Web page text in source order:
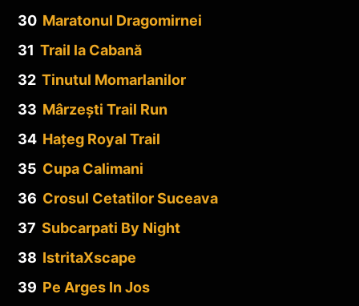
30 Maratonul Dragomirnei
31 Trail la Cabană
32 Tinutul Momarlanilor
33 Mârzești Trail Run
34 Hațeg Royal Trail
35 Cupa Calimani
36 Crosul Cetatilor Suceava
37 Subcarpati By Night
38 IstritaXscape
39 Pe Arges In Jos